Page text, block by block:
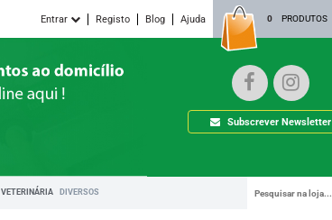
0 PRODUTOS
Entrar Registo Blog Ajuda
Subscrever Newsletter
VETERINÁRIA DIVERSOS